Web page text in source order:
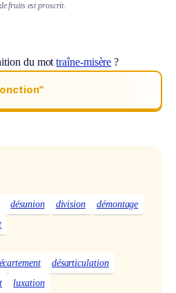
fruits est proscrit.
du mottraîne-misère ?
désunion division
démontage
écartement
désarticulation
luxation